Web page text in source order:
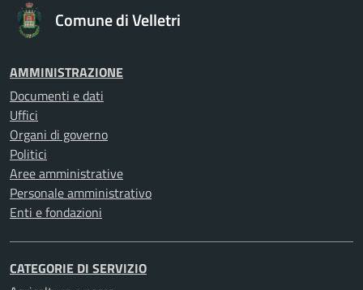
Comune di Velletri
AMMINISTRAZIONE
Documenti e dati
Uffici
Organi di governo
Politici
Aree amministrative
Personale amministrativo
Enti e fondazioni
CATEGORIE DI SERVIZIO